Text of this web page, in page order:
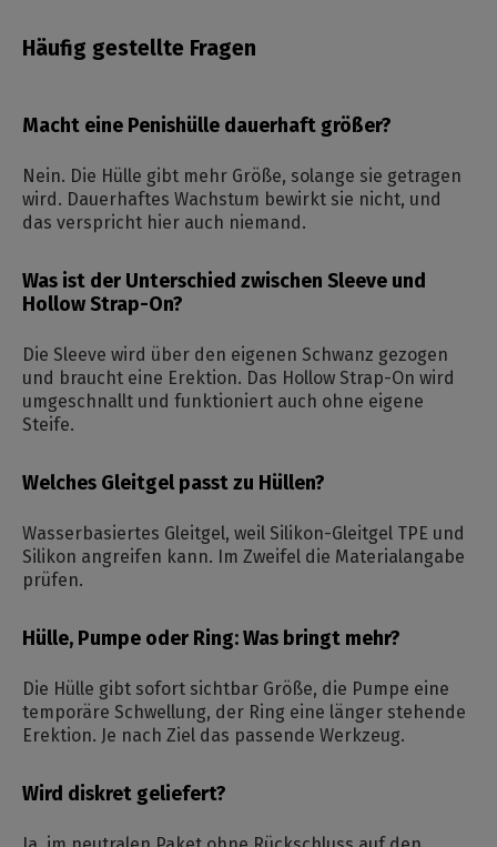
Häufig gestellte Fragen
Macht eine Penishülle dauerhaft größer?
Nein. Die Hülle gibt mehr Größe, solange sie getragen
wird. Dauerhaftes Wachstum bewirkt sie nicht, und
das verspricht hier auch niemand.
Was ist der Unterschied zwischen Sleeve und
Hollow Strap-On?
Die Sleeve wird über den eigenen Schwanz gezogen
und braucht eine Erektion. Das Hollow Strap-On wird
umgeschnallt und funktioniert auch ohne eigene
Steife.
Welches Gleitgel passt zu Hüllen?
Wasserbasiertes Gleitgel, weil Silikon-Gleitgel TPE und
Silikon angreifen kann. Im Zweifel die Materialangabe
prüfen.
Hülle, Pumpe oder Ring: Was bringt mehr?
Die Hülle gibt sofort sichtbar Größe, die Pumpe eine
temporäre Schwellung, der Ring eine länger stehende
Erektion. Je nach Ziel das passende Werkzeug.
Wird diskret geliefert?